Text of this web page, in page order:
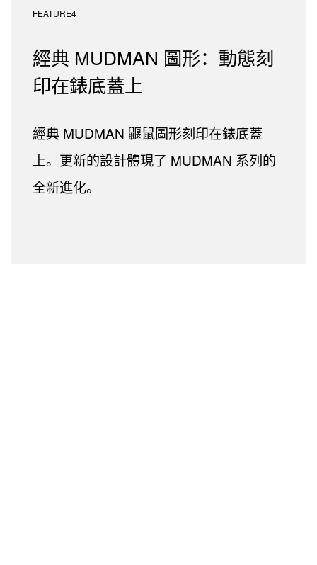
FEATURE4
經典 MUDMAN 圖形：動態刻
印在錶底蓋上
經典 MUDMAN 鼴鼠圖形刻印在錶底蓋
上。更新的設計體現了 MUDMAN 系列的
全新進化。